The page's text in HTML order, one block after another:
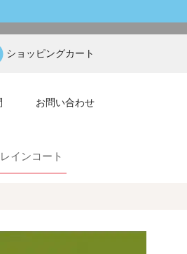
ショッピングカート
お問い合わせ
レインコート